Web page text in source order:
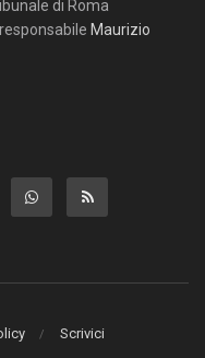
di Roma
Maurizio
Scrivici